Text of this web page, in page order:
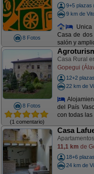
8 Fotos
9+5 plazas
9 km de
Unica
Casa de
salón y
8 Fotos
(1 comentario)
Casa Rural
Gopegui
12+2 plazas
22 km de
del País
con todas
Casa
11,1 km de
18+6 plazas
24 km de